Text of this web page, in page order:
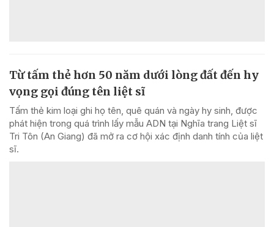
Từ tấm thẻ hơn 50 năm dưới lòng đất đến hy
vọng gọi đúng tên liệt sĩ
Tấm thẻ kim loại ghi họ tên, quê quán và ngày hy sinh, được
phát hiện trong quá trình lấy mẫu ADN tại Nghĩa trang Liệt sĩ
Tri Tôn (An Giang) đã mở ra cơ hội xác định danh tính của liệt
sĩ.